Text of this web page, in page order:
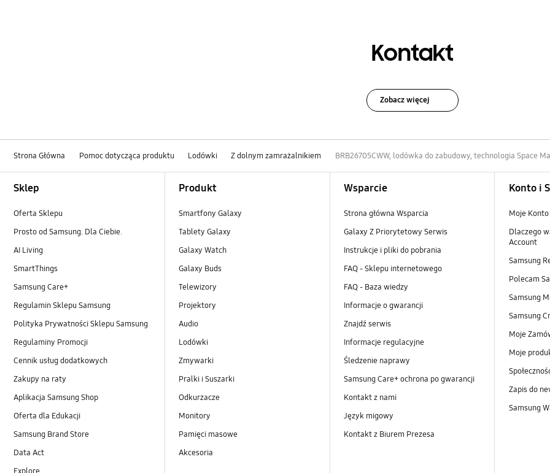
Kontakt
Zobacz więcej
Strona Główna Pomoc dotycząca produktu Lodówki Z dolnym zamrażalnikiem BRB26705CWW, lodówka do zabudowy, technologia Space
Sklep
Oferta Sklepu
Prosto od Samsung. Dla Ciebie.
AI Living
SmartThings
Samsung Care+
Regulamin Sklepu Samsung
Polityka Prywatności Sklepu Samsung
Regulaminy Promocji
Cennik usług dodatkowych
Zakupy na raty
Aplikacja Samsung Shop
Oferta dla Edukacji
Samsung Brand Store
Data Act
Produkt
Smartfony Galaxy
Tablety Galaxy
Galaxy Watch
Galaxy Buds
Telewizory
Projektory
Audio
Lodówki
Zmywarki
Pralki i Suszarki
Odkurzacze
Monitory
Pamięci masowe
Akcesoria
Wsparcie
Strona główna Wsparcia
Galaxy Z Priorytetowy Serwis
Instrukcje i pliki do pobrania
FAQ - Sklepu internetowego
FAQ - Baza wiedzy
Informacje o gwarancji
Znajdź serwis
Informacje regulacyjne
Śledzenie naprawy
Samsung Care+ ochrona po gwarancji
Kontakt z nami
Język migowy
Kontakt z Biurem Prezesa
Konto i
Moje Konto
Dlaczego
Account
Samsung
Polecam
Samsung
Samsung
Moje
Moje
Zapis do
Samsung